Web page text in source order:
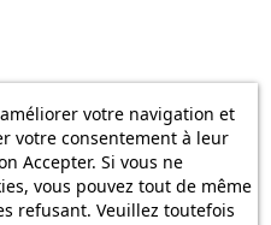
votre navigation et
votre consentement à leur
Accepter. Si vous ne
vous pouvez tout de même
refusant. Veuillez toutefois